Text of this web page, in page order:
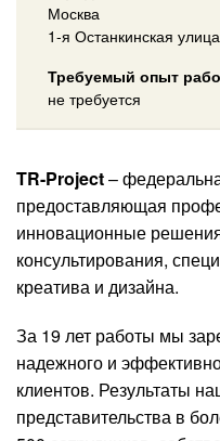
Москва
1-я Останкинская улица
Требуемый опыт
не требуется
TR-Project–
предоставляющая
инновационные
консультирования,
креатива и дизайна.
За 19 лет работы мы
надежного и
клиентов. Результаты
представительства в